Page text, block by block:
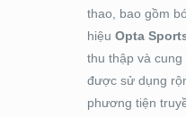
thao, bao gồm
hiệu Opta
thu thập và cung
được sử dụng
phương tiện